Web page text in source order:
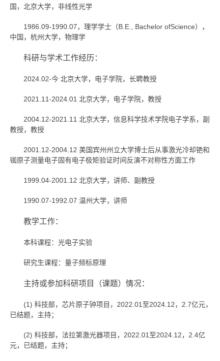
国，北京大学，非线性光学
1986.09-1990.07，理学学士（B.E., Bachelor ofScience），
中国，杭州大学，物理学
科研与学术工作经历：
2024.02-今 北京大学，电子学院，长聘教授
2021.11-2024.01 北京大学，电子学院，教授
2004.12-2021.11 北京大学，信息科学技术学院电子学系，副
教授，教授
2001.12-2004.12 美国宾州州立大学博士后从事激光冷却铯和
铷原子测量电子固有电子极矩验证时间反演不对称性方面工作
1999.04-2001.12 北京大学，讲师、副教授
1990.07-1992.07 温州大学，讲师
教学工作：
本科课程：光电子实验
研究生课程：量子频标原理
主持或参加科研项目（课题）情况：
(1) 科技部，芯片原子钟项目，2022.01至2024.12，2.7亿元，
已结题，主持；
(2) 科技部，法拉第激光器项目，2022.01至2024.12，2.4亿
元，已结题，主持；